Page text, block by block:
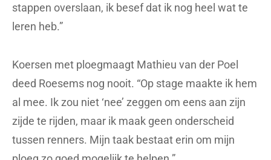
stappen overslaan, ik besef dat ik nog heel wat te
leren heb.”
Koersen met ploegmaagt Mathieu van der Poel
deed Roesems nog nooit. “Op stage maakte ik hem
al mee. Ik zou niet ‘nee’ zeggen om eens aan zijn
zijde te rijden, maar ik maak geen onderscheid
tussen renners. Mijn taak bestaat erin om mijn